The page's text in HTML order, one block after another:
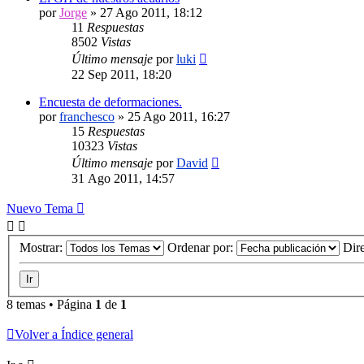
porJorge » 27 Ago 2011, 18:12
11 Respuestas
8502 Vistas
Último mensaje porluki
22 Sep 2011, 18:20
Encuesta de deformaciones.
porfranchesco » 25 Ago 2011, 16:27
15 Respuestas
10323 Vistas
Último mensaje porDavid
31 Ago 2011, 14:57
Nuevo Tema
Mostrar: Ordenar por:
8 temas • Página 1 de 1
Volver a Índice general